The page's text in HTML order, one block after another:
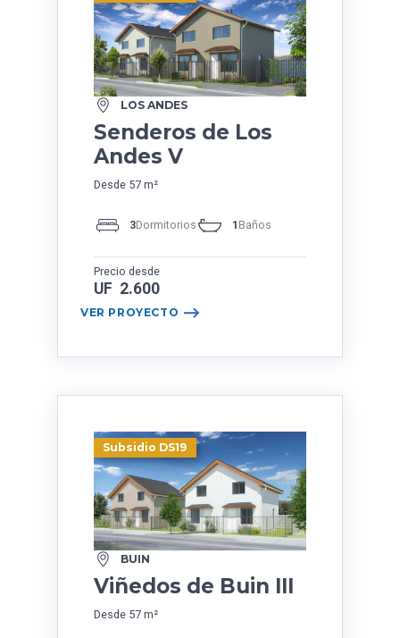
LOS ANDES
Senderos de Los
Andes V
Desde 57 m²
3Dormitorios 1 Baños
Precio desde
UF 2.600
VER PROYECTO
Subsidio DS19
BUIN
Viñedos de Buin III
Desde 57 m²